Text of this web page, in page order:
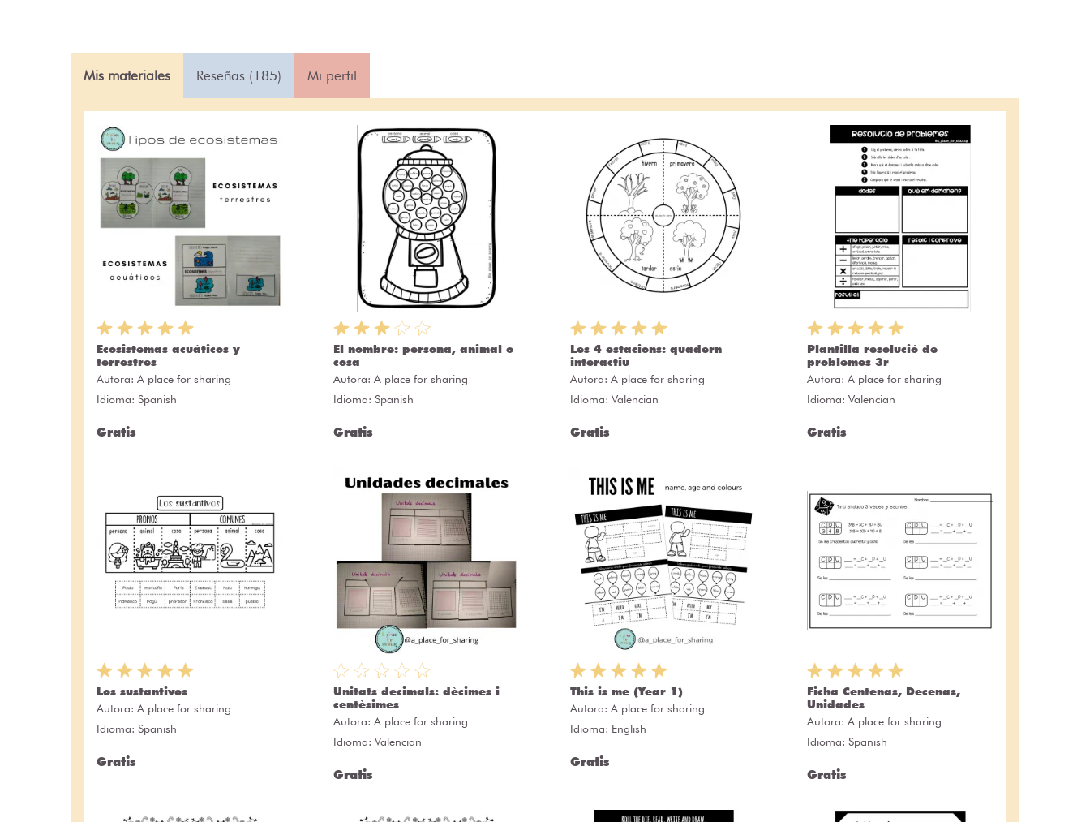
Mis materiales Reseñas (185) Mi perfil
Ecosistemas acuáticos y
terrestres
Autora: A place for sharing
Idioma: Spanish
Gratis
El nombre: persona, animal o
cosa
Autora: A place for sharing
Idioma: Spanish
Gratis
Les 4 estacions: quadern
interactiu
Autora: A place for sharing
Idioma: Valencian
Gratis
Plantilla resolució de
problemes 3r
Autora: A place for sharing
Idioma: Valencian
Gratis
Los sustantivos
Autora: A place for sharing
Idioma: Spanish
Gratis
Unitats decimals: dècimes i
centèsimes
Autora: A place for sharing
Idioma: Valencian
Gratis
This is me (Year 1)
Autora: A place for sharing
Idioma: English
Gratis
Ficha Centenas, Decenas,
Unidades
Autora: A place for sharing
Idioma: Spanish
Gratis